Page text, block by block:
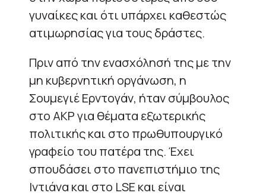
γυναίκες και ότι υπάρχει καθεστώς
ατιμωρησίας για τους δράστες.
Πριν από την ενασχόλησή της με την
μη κυβερνητική οργάνωση, η
Σουμεγιέ Ερντογάν, ήταν σύμβουλος
στο ΑΚΡ για θέματα εξωτερικής
πολιτικής και στο πρωθυπουργικό
γραφείο του πατέρα της. Έχει
σπουδάσει στο πανεπιστήμιο της
Ιντιάνα και στο LSE και είναι